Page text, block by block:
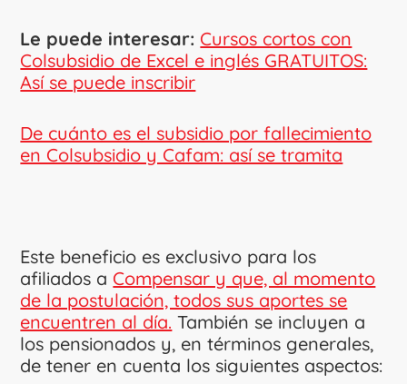
Le puede interesar: Cursos cortos con
Colsubsidio de Excel e inglés GRATUITOS:
Así se puede inscribir
De cuánto es el subsidio por fallecimiento
en Colsubsidio y Cafam: así se tramita
Este beneficio es exclusivo para los
afiliados a Compensar y que, al momento
de la postulación, todos sus aportes se
encuentren al día. También se incluyen a
los pensionados y, en términos generales,
de tener en cuenta los siguientes aspectos: